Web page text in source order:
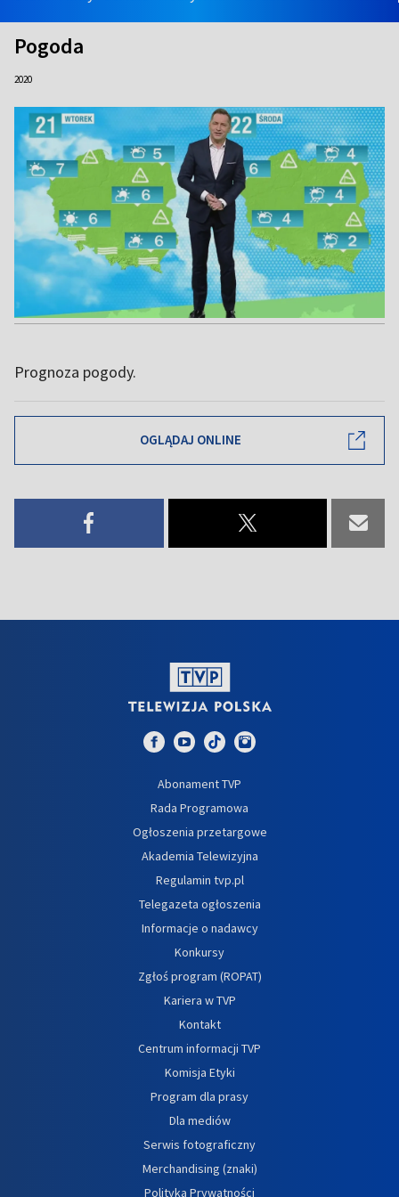
Pogoda
2020
Prognoza pogody.
OGLĄDAJ ONLINE
Abonament TVP
Rada Programowa
Ogłoszenia przetargowe
Akademia Telewizyjna
Regulamin tvp.pl
Telegazeta ogłoszenia
Informacje o nadawcy
Konkursy
Zgłoś program (ROPAT)
Kariera w TVP
Kontakt
Centrum informacji TVP
Komisja Etyki
Program dla prasy
Dla mediów
Serwis fotograficzny
Merchandising (znaki)
Polityka Prywatności